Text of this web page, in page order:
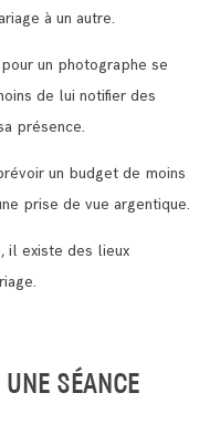
à un autre.
un photographe se
de lui notifier des
présence.
un budget de moins
prise de vue argentique.
il existe des lieux
SÉANCE